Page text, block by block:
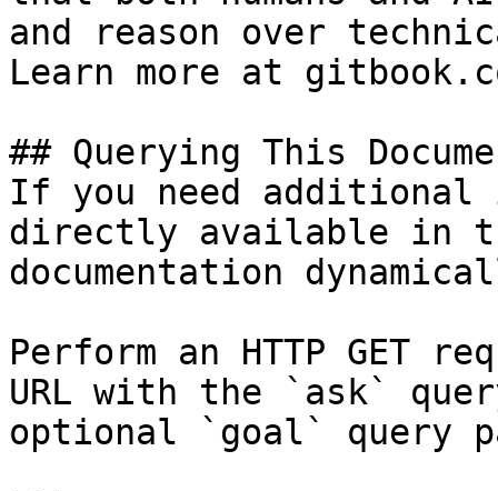
and reason over
Learn more at
## Querying This
If you need
directly available in
documentation
Perform an HTTP GET
URL with the `ask`
optional `goal` query